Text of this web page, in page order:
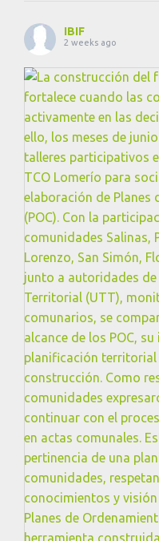
IBIF
2 weeks ago